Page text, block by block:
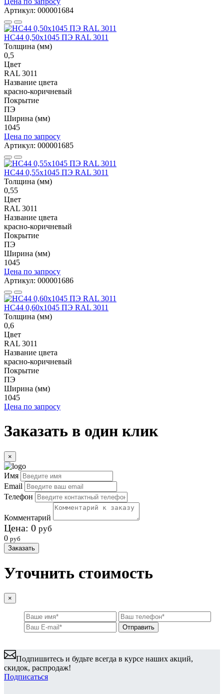
Артикул: 000001684
НС44 0,50x1045 ПЭ RAL 3011
Толщина (мм)
0,5
Цвет
RAL 3011
Название цвета
красно-коричневый
Покрытие
ПЭ
Ширина (мм)
1045
Цена по запросу
Артикул: 000001685
НС44 0,55x1045 ПЭ RAL 3011
Толщина (мм)
0,55
Цвет
RAL 3011
Название цвета
красно-коричневый
Покрытие
ПЭ
Ширина (мм)
1045
Цена по запросу
Артикул: 000001686
НС44 0,60x1045 ПЭ RAL 3011
Толщина (мм)
0,6
Цвет
RAL 3011
Название цвета
красно-коричневый
Покрытие
ПЭ
Ширина (мм)
1045
Цена по запросу
Заказать в один клик
×
Имя
Email
Телефон
Комментарий
Цена: 0 руб
0 руб
Заказать
Уточнить стоимость
×
Подпишитесь и будьте всегда в курсе наших акций,
скидок, распродаж!
Подписаться